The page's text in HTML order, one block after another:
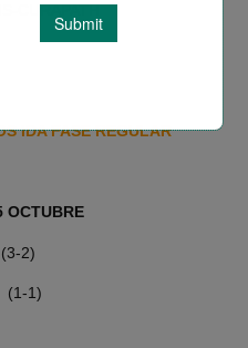
CURAPATH
IDA FASE REGULAR
OCTUBRE
2)
(1-1)